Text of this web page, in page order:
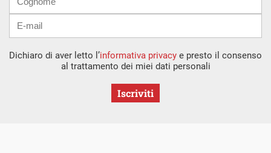
Dichiaro di aver letto l’informativa privacy e presto il consenso
al trattamento dei miei dati personali
Iscriviti